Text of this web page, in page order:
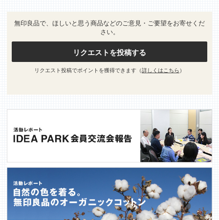
無印良品で、ほしいと思う商品などのご意見・ご要望をお寄せくだ
さい。
リクエストを投稿する
リクエスト投稿でポイントを獲得できます（詳しくはこちら ）